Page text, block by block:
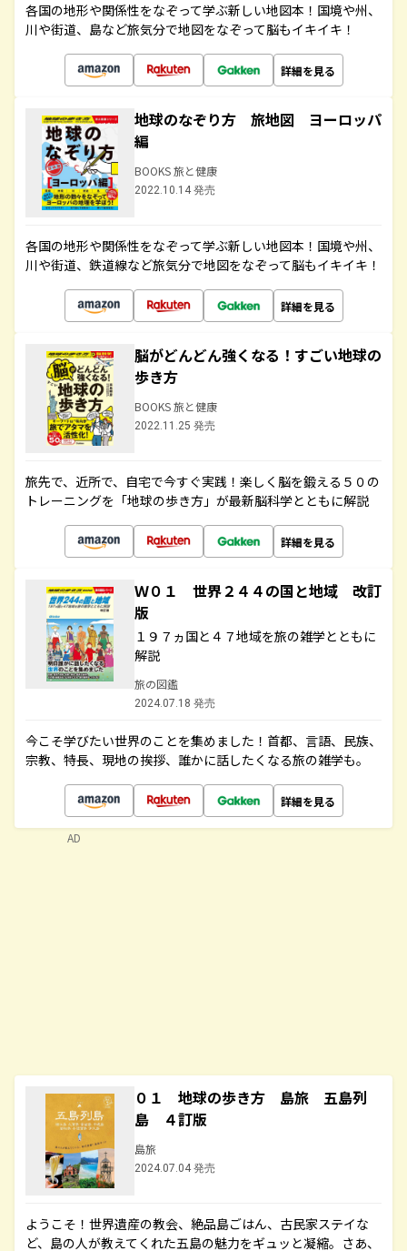
各国の地形や関係性をなぞって学ぶ新しい地図本！国境や州、
川や街道、島など旅気分で地図をなぞって脳もイキイキ！
詳細を見る
地球のなぞり方 旅地図 ヨーロッパ
編
BOOKS 旅と健康
2022.10.14 発売
各国の地形や関係性をなぞって学ぶ新しい地図本！国境や州、
川や街道、鉄道線など旅気分で地図をなぞって脳もイキイキ！
詳細を見る
脳がどんどん強くなる！すごい地球の
歩き方
BOOKS 旅と健康
2022.11.25 発売
旅先で、近所で、自宅で今すぐ実践！楽しく脳を鍛える５０の
トレーニングを「地球の歩き方」が最新脳科学とともに解説
詳細を見る
Ｗ０１ 世界２４４の国と地域 改訂
版
１９７ヵ国と４７地域を旅の雑学とともに
解説
旅の図鑑
2024.07.18 発売
今こそ学びたい世界のことを集めました！首都、言語、民族、
宗教、特長、現地の挨拶、誰かに話したくなる旅の雑学も。
詳細を見る
０１ 地球の歩き方 島旅 五島列
島 ４訂版
島旅
2024.07.04 発売
ようこそ！世界遺産の教会、絶品島ごはん、古民家ステイな
ど、島の人が教えてくれた五島の魅力をギュッと凝縮。さあ、
AD